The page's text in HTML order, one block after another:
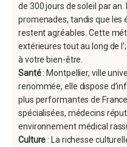
de 300 jours de soleil par
promenades, tandis que les
restent agréables. Cette
extérieures tout au long de
à votre bien-être.
Santé: Montpellier, ville
renommée, elle dispose
plus performantes de
spécialisées, médecins
environnement médical
Culture: La richesse